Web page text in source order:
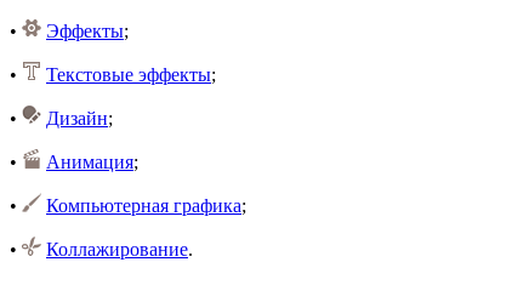
• Эффекты;
• Текстовые эффекты;
• Дизайн;
• Анимация;
• Компьютерная графика;
• Коллажирование.